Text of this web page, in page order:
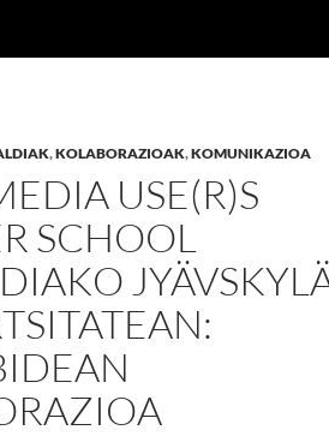
,KOLABORAZIOAK,KOMUNIKAZIOA
USE(R)S
SCHOOL